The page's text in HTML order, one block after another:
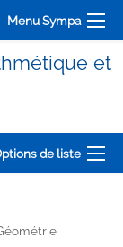
Menu Sympa
et
de liste